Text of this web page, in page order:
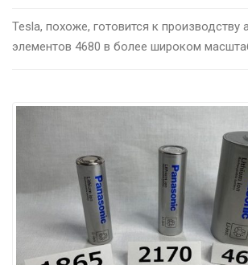
Tesla, похоже, готовится к производству
элементов 4680 в более широком